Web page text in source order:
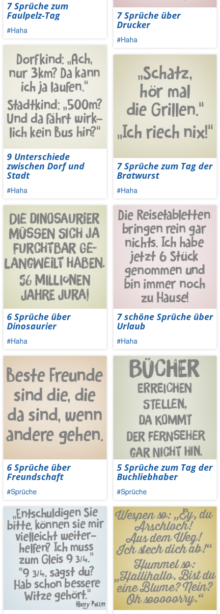
7 Sprüche zum
Faulpelz-Tag
#Haha
9 Unterschiede
zwischen Dorf und
Stadt
#Haha
6 Sprüche über
Dinosaurier
#Haha
6 Sprüche über
Freundschaft
#Sprüche
7 Sprüche über
Drucker
#Haha
7 Sprüche zum Tag der
Bratwurst
#Haha
7 schöne Sprüche über
Urlaub
#Haha
5 Sprüche zum Tag der
Buchliebhaber
#Sprüche